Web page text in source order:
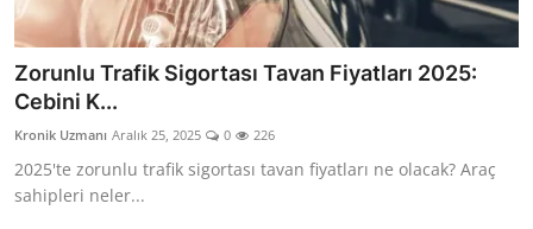
Zorunlu Trafik Sigortası Tavan Fiyatları 2025:
Cebini K...
Kronik Uzmanı Aralık 25, 2025 0 226
2025'te zorunlu trafik sigortası tavan fiyatları ne olacak? Araç
sahipleri neler...